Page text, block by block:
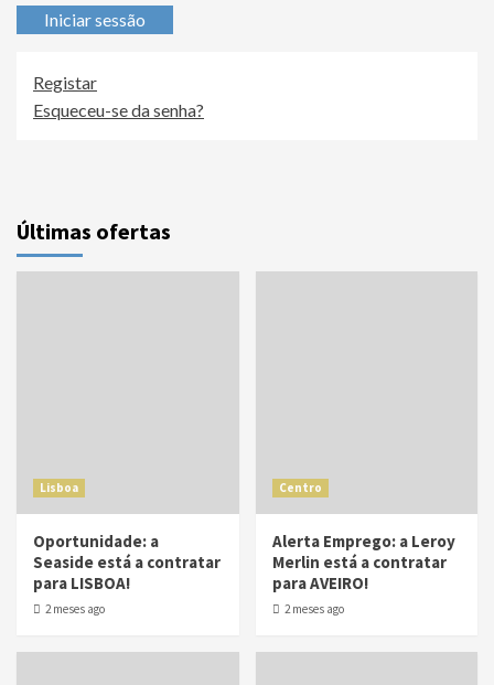
Iniciar sessão
Registar
Esqueceu-se da senha?
Últimas ofertas
Lisboa
Oportunidade: a
Seaside está a contratar
para LISBOA!
2 meses ago
Centro
Alerta Emprego: a Leroy
Merlin está a contratar
para AVEIRO!
2 meses ago